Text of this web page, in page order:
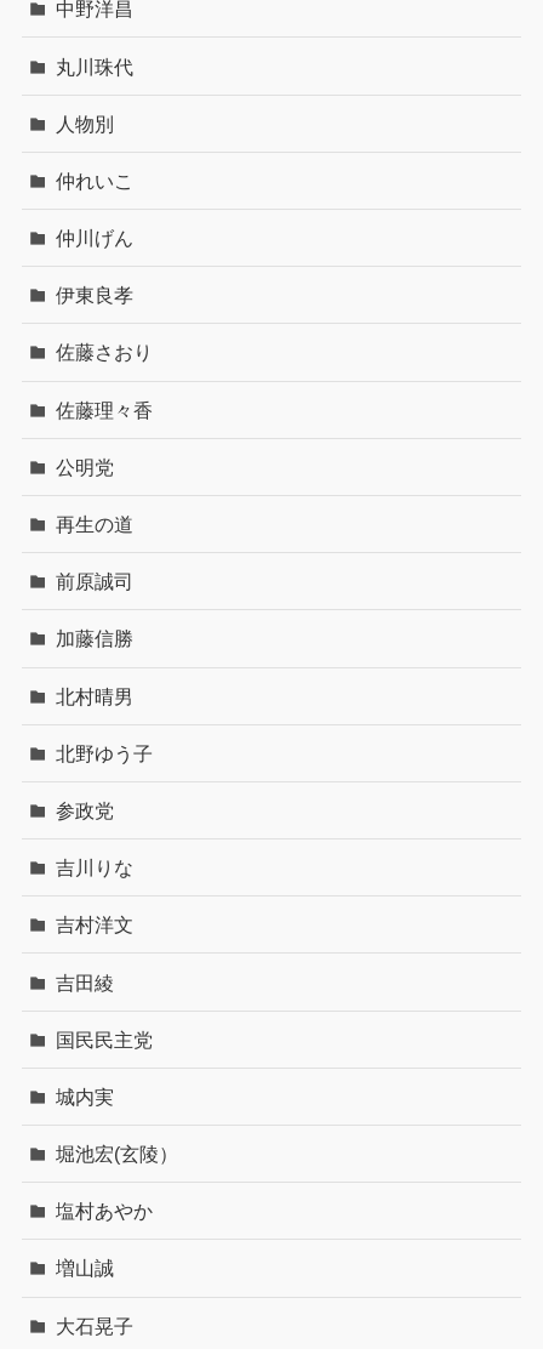
中野洋昌
丸川珠代
人物別
仲れいこ
仲川げん
伊東良孝
佐藤さおり
佐藤理々香
公明党
再生の道
前原誠司
加藤信勝
北村晴男
北野ゆう子
参政党
吉川りな
吉村洋文
吉田綾
国民民主党
城内実
堀池宏(玄陵）
塩村あやか
増山誠
大石晃子